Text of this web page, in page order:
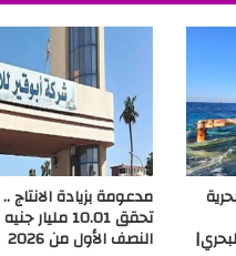
مدعومة بزيادة الانتاج
تحقق 10.01
النصف الأول من 2026